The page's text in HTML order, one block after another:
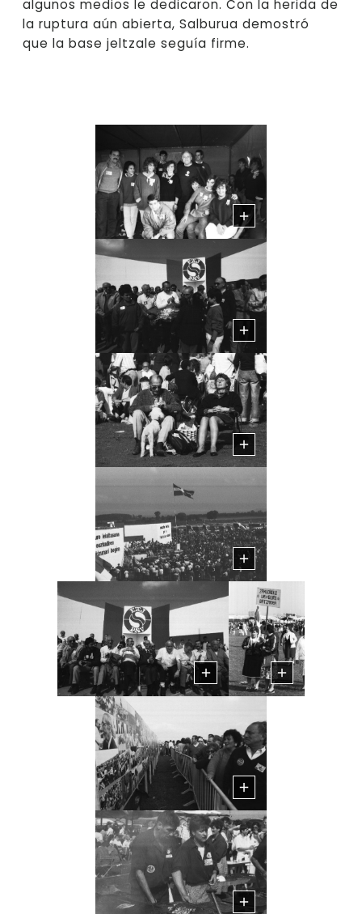
algunos medios le dedicaron. Con la herida de
la ruptura aún abierta, Salburua demostró
que la base jeltzale seguía firme.